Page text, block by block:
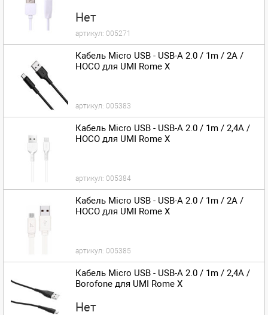
Нет
артикул: 005271
Кабель Micro USB - USB-A 2.0 / 1m / 2A /
HOCO для UMI Rome X
артикул: 005383
Кабель Micro USB - USB-A 2.0 / 1m / 2,4A /
HOCO для UMI Rome X
артикул: 005384
Кабель Micro USB - USB-A 2.0 / 1m / 2A /
HOCO для UMI Rome X
артикул: 005385
Кабель Micro USB - USB-A 2.0 / 1m / 2,4A /
Borofone для UMI Rome X
Нет